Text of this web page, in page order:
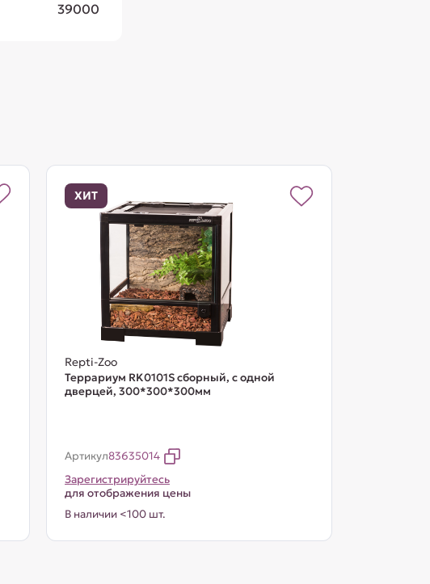
39000
ХИТ
Repti-Zoo
Террариум RK0101S сборный, с одной
дверцей, 300*300*300мм
Артикул83635014
Зарегистрируйтесь
для отображения цены
В наличии <100 шт.